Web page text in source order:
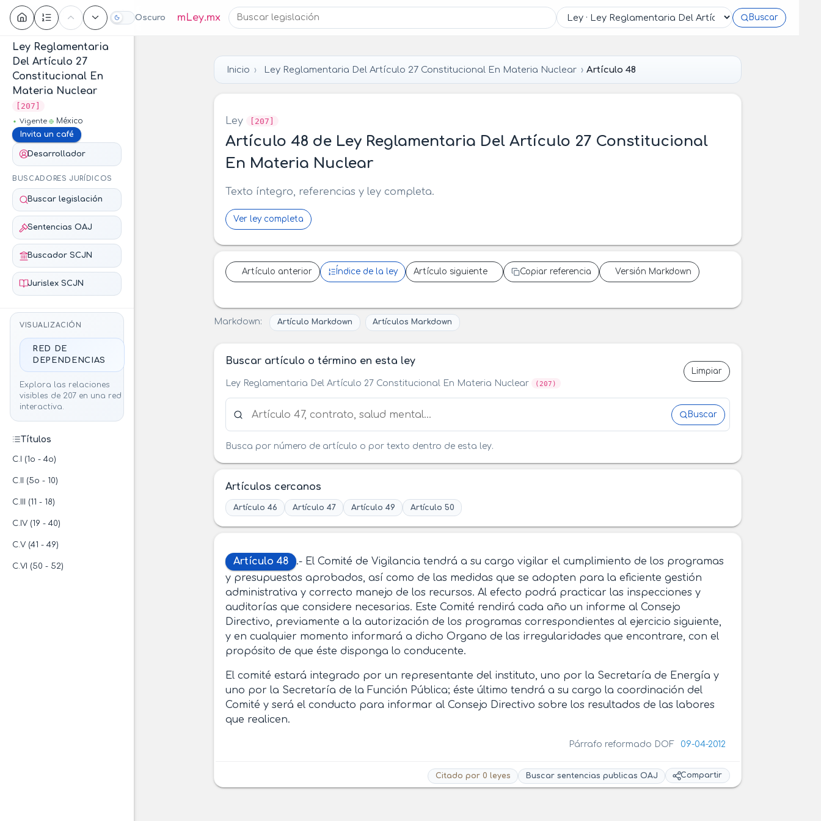
Oscuro mLey.mx Buscar
Contenido
Ley Reglamentaria
Del Artículo 27
Constitucional En
Materia Nuclear
[207]
Vigente
México
Invita un café
Desarrollador
BUSCADORES JURÍDICOS
Buscar legislación
Sentencias OAJ
Buscador SCJN
Jurislex SCJN
VISUALIZACIÓN
RED DE
DEPENDENCIAS
Explora las relaciones
visibles de 207 en una red
interactiva.
Títulos
C.I (1o - 4o)
C.II (5o - 10)
C.III (11 - 18)
C.IV (19 - 40)
C.V (41 - 49)
C.VI (50 - 52)
Inicio Ley Reglamentaria Del Artículo 27 Constitucional En Materia Nuclear Artículo 48
Ley [207]
Artículo 48 de Ley Reglamentaria Del Artículo 27 Constitucional
En Materia Nuclear
Texto íntegro, referencias y ley completa.
Ver ley completa
Artículo anterior Índice de la ley Artículo siguiente Copiar referencia Versión Markdown
Markdown: Artículo Markdown Artículos Markdown
Buscar artículo o término en esta ley
Ley Reglamentaria Del Artículo 27 Constitucional En Materia Nuclear (207)
Limpiar
Buscar
Busca por número de artículo o por texto dentro de esta ley.
Artículos cercanos
Artículo 46 Artículo 47 Artículo 49 Artículo 50
Artículo 48
.- El Comité de Vigilancia tendrá a su cargo vigilar el cumplimiento de los programas
y presupuestos aprobados, así como de las medidas que se adopten para la eficiente gestión
administrativa y correcto manejo de los recursos. Al efecto podrá practicar las inspecciones y
auditorías que considere necesarias. Este Comité rendirá cada año un informe al Consejo
Directivo, previamente a la autorización de los programas correspondientes al ejercicio siguiente,
y en cualquier momento informará a dicho Organo de las irregularidades que encontrare, con el
propósito de que éste disponga lo conducente.
El comité estará integrado por un representante del instituto, uno por la Secretaría de Energía y
uno por la Secretaría de la Función Pública; éste último tendrá a su cargo la coordinación del
Comité y será el conducto para informar al Consejo Directivo sobre los resultados de las labores
que realicen.
Párrafo reformado DOF 09-04-2012
Citado por 0 leyes Buscar sentencias publicas OAJ Compartir